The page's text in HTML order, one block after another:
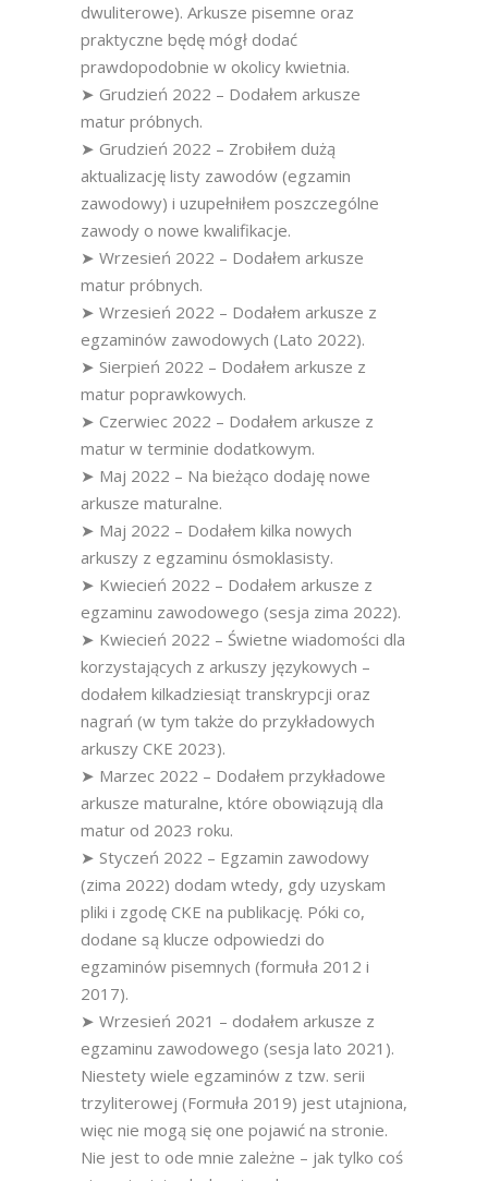
dwuliterowe). Arkusze pisemne oraz
praktyczne będę mógł dodać
prawdopodobnie w okolicy kwietnia.
➤ Grudzień 2022 – Dodałem arkusze
matur próbnych.
➤ Grudzień 2022 – Zrobiłem dużą
aktualizację listy zawodów (egzamin
zawodowy) i uzupełniłem poszczególne
zawody o nowe kwalifikacje.
➤ Wrzesień 2022 – Dodałem arkusze
matur próbnych.
➤ Wrzesień 2022 – Dodałem arkusze z
egzaminów zawodowych (Lato 2022).
➤ Sierpień 2022 – Dodałem arkusze z
matur poprawkowych.
➤ Czerwiec 2022 – Dodałem arkusze z
matur w terminie dodatkowym.
➤ Maj 2022 – Na bieżąco dodaję nowe
arkusze maturalne.
➤ Maj 2022 – Dodałem kilka nowych
arkuszy z egzaminu ósmoklasisty.
➤ Kwiecień 2022 – Dodałem arkusze z
egzaminu zawodowego (sesja zima 2022).
➤ Kwiecień 2022 – Świetne wiadomości dla
korzystających z arkuszy językowych –
dodałem kilkadziesiąt transkrypcji oraz
nagrań (w tym także do przykładowych
arkuszy CKE 2023).
➤ Marzec 2022 – Dodałem przykładowe
arkusze maturalne, które obowiązują dla
matur od 2023 roku.
➤ Styczeń 2022 – Egzamin zawodowy
(zima 2022) dodam wtedy, gdy uzyskam
pliki i zgodę CKE na publikację. Póki co,
dodane są klucze odpowiedzi do
egzaminów pisemnych (formuła 2012 i
2017).
➤ Wrzesień 2021 – dodałem arkusze z
egzaminu zawodowego (sesja lato 2021).
Niestety wiele egzaminów z tzw. serii
trzyliterowej (Formuła 2019) jest utajniona,
więc nie mogą się one pojawić na stronie.
Nie jest to ode mnie zależne – jak tylko coś